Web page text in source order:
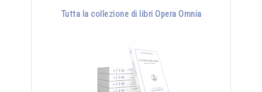
Tutta la collezione di libri Opera Omnia